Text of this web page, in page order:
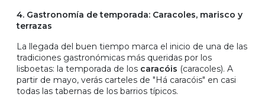
4. Gastronomía de temporada: Caracoles, marisco y
terrazas
La llegada del buen tiempo marca el inicio de una de las
tradiciones gastronómicas más queridas por los
lisboetas: la temporada de los caracóis (caracoles). A
partir de mayo, verás carteles de "Há caracóis" en casi
todas las tabernas de los barrios típicos.